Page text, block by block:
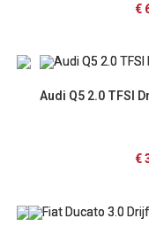
€
Audi Q5 2.0 TFSI
€